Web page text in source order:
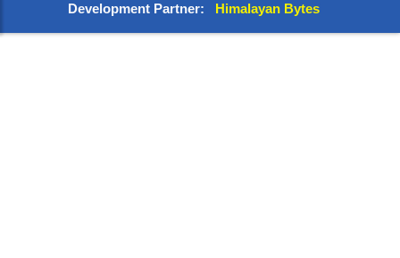
Development Partner: Himalayan Bytes